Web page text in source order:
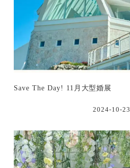
Save The Day! 11月大型婚展
2024-10-23